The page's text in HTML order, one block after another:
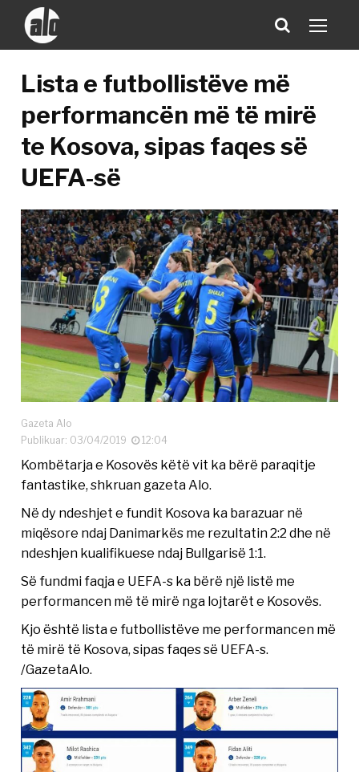
Lista e futbollistëve më
performancën më të mirë
te Kosova, sipas faqes së
UEFA-së
Gazeta Alo
Publikuar: 03/04/2019
12:04
Kombëtarja e Kosovës këtë vit ka bërë paraqitje
fantastike, shkruan gazeta Alo.
Në dy ndeshjet e fundit Kosova ka barazuar në
miqësore ndaj Danimarkës me rezultatin 2:2 dhe në
ndeshjen kualifikuese ndaj Bullgarisë 1:1.
Së fundmi faqja e UEFA-s ka bërë një listë me
performancen më të mirë nga lojtarët e Kosovës.
Kjo është lista e futbollistëve me performancen më
të mirë të Kosova, sipas faqes së UEFA-s.
/GazetaAlo.